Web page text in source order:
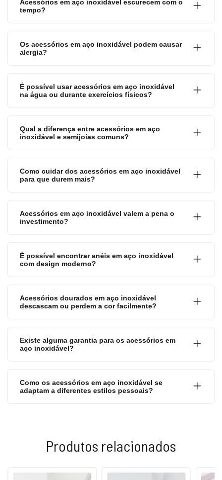
Acessórios em aço inoxidável escurecem com o
tempo?
Os acessórios em aço inoxidável podem causar
alergia?
É possível usar acessórios em aço inoxidável
na água ou durante exercícios físicos?
Qual a diferença entre acessórios em aço
inoxidável e semijoias comuns?
Como cuidar dos acessórios em aço inoxidável
para que durem mais?
Acessórios em aço inoxidável valem a pena o
investimento?
É possível encontrar anéis em aço inoxidável
com design moderno?
Acessórios dourados em aço inoxidável
descascam ou perdem a cor facilmente?
Existe alguma garantia para os acessórios em
aço inoxidável?
Como os acessórios em aço inoxidável se
adaptam a diferentes estilos pessoais?
Produtos relacionados